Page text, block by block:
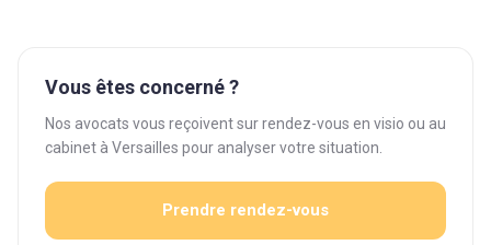
Vous êtes concerné ?
Nos avocats vous reçoivent sur rendez-vous en visio ou au
cabinet à Versailles pour analyser votre situation.
Prendre rendez-vous